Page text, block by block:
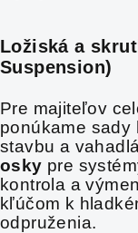
Ložiská a
Suspension)
Pre majiteľov
ponúkame sady
stavbu a
osky pre
kontrola a
kľúčom k
odpruženia.